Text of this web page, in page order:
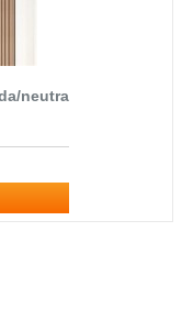
neutra